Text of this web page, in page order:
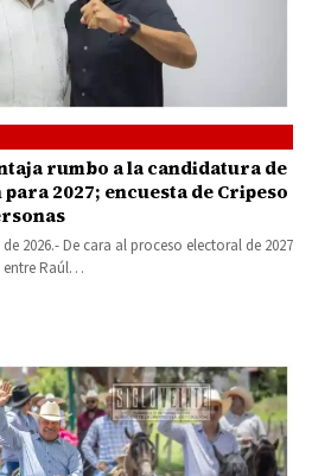
rumbo a la candidatura de
2027; encuesta de Cripeso
2026.- De cara al proceso electoral de 2027
entre Raúl…